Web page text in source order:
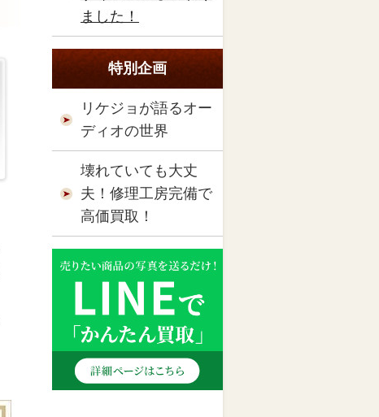
ました！
特別企画
リケジョが語るオー
ディオの世界
壊れていても大丈
夫！修理工房完備で
高価買取！